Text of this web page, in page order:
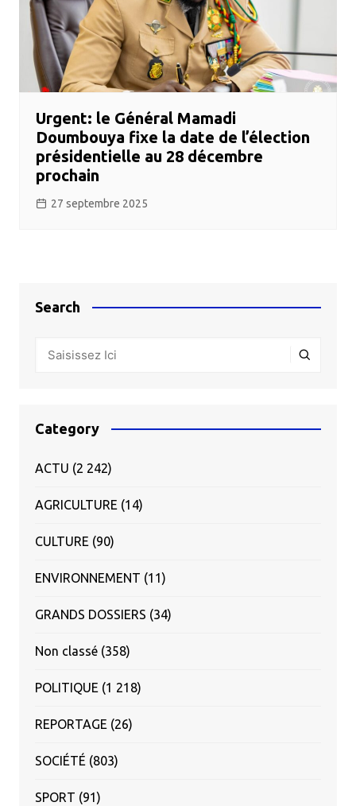
Urgent: le Général Mamadi
Doumbouya fixe la date de l’élection
présidentielle au 28 décembre
prochain
27 septembre 2025
Search
Category
ACTU (2 242)
AGRICULTURE (14)
CULTURE (90)
ENVIRONNEMENT (11)
GRANDS DOSSIERS (34)
Non classé(358)
POLITIQUE (1 218)
REPORTAGE (26)
SOCIÉTÉ (803)
SPORT (91)